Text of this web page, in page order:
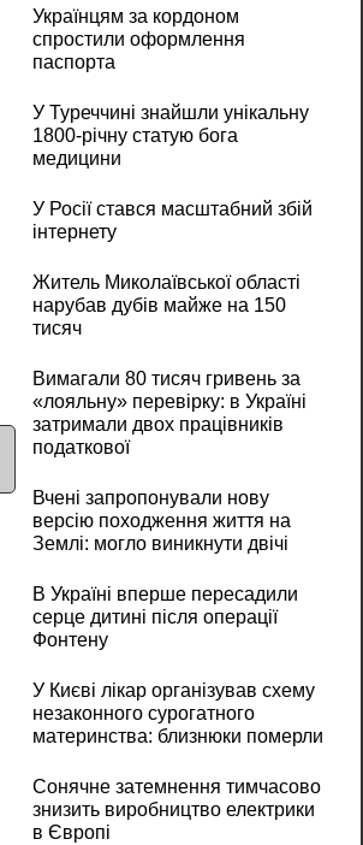
Українцям за кордоном
спростили оформлення
паспорта
У Туреччині знайшли унікальну
1800-річну статую бога
медицини
У Росії стався масштабний збій
інтернету
Житель Миколаївської області
нарубав дубів майже на 150
тисяч
Вимагали 80 тисяч гривень за
«лояльну» перевірку: в Україні
затримали двох працівників
податкової
Вчені запропонували нову
версію походження життя на
Землі: могло виникнути двічі
В Україні вперше пересадили
серце дитині після операції
Фонтену
У Києві лікар організував схему
незаконного сурогатного
материнства: близнюки померли
Сонячне затемнення тимчасово
знизить виробництво електрики
в Європі